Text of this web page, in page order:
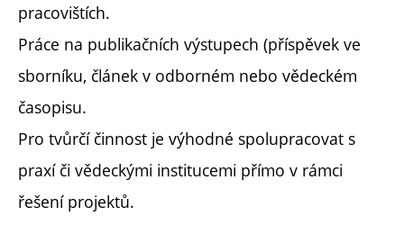
pracovištích.
Práce na publikačních výstupech (příspěvek ve
sborníku, článek v odborném nebo vědeckém
časopisu.
Pro tvůrčí činnost je výhodné spolupracovat s
praxí či vědeckými institucemi přímo v rámci
řešení projektů.